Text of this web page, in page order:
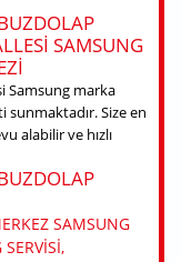
SAMSUNG
Samsung marka
sunmaktadır. Size en
alabilir ve hızlı
SAMSUNG